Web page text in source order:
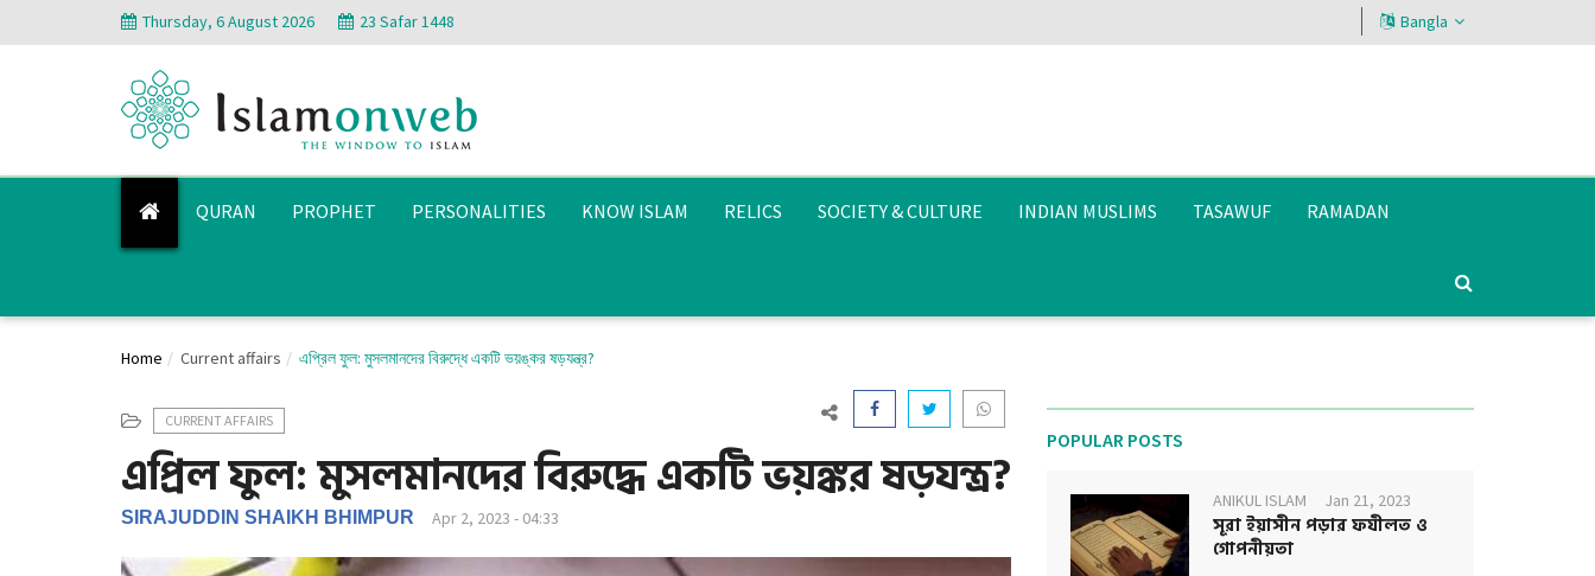
Thursday, 6 August 2026 23 Safar 1448 Bangla
QURAN PROPHET PERSONALITIES KNOW ISLAM RELICS SOCIETY & CULTURE INDIAN MUSLIMS TASAWUF RAMADAN
Home Current affairs এপ্রিল ফুল: মুসলমানদের বিরুদ্ধে একটি ভয়ঙ্কর ষড়যন্ত্র?
CURRENT AFFAIRS
এপ্রিল ফুল: মুসলমানদের বিরুদ্ধে একটি ভয়ঙ্কর ষড়যন্ত্র?
SIRAJUDDIN SHAIKH BHIMPUR Apr 2, 2023 - 04:33
POPULAR POSTS
ANIKUL ISLAM Jan 21, 2023
সূরা ইয়াসীন পড়ার ফযীলত ও
গোপনীয়তা